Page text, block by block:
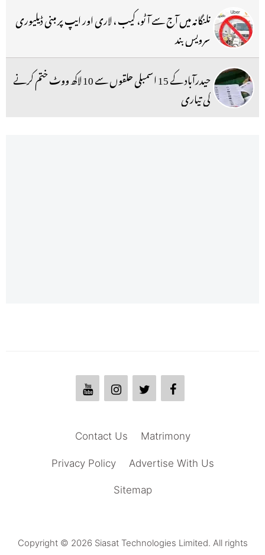
تلنگانہ میں آج سے آٹو، کیب ، لاری اور ایپ پر مبنی ڈیلیوری
سرویس بند
حیدرآباد کے 15 اسمبلی حلقوں سے 10 لاکھ ووٹ ختم کرنے
کی تیاری
Matrimony
Contact Us
Advertise With Us
Privacy Policy
Sitemap
Copyright © 2026 Siasat Technologies Limited. All rights